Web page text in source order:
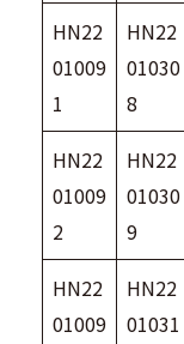
HN22
01009
1
HN22
01030
8
HN22
01009
2
HN22
01030
9
HN22
01009
HN22
01031